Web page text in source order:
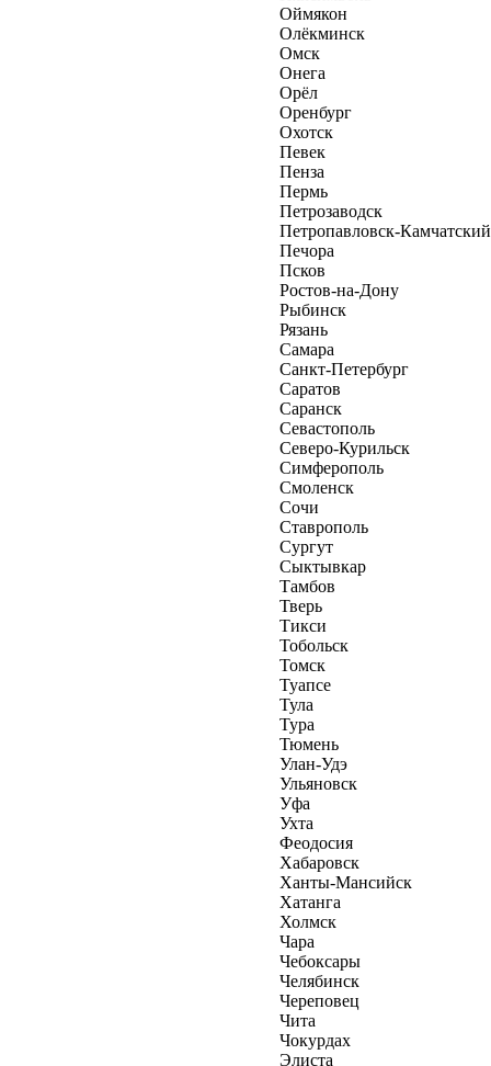
Оймякон
Олёкминск
Омск
Онега
Орёл
Оренбург
Охотск
Певек
Пенза
Пермь
Петрозаводск
Петропавловск-Камчатский
Печора
Псков
Ростов-на-Дону
Рыбинск
Рязань
Самара
Санкт-Петербург
Саратов
Саранск
Севастополь
Северо-Курильск
Симферополь
Смоленск
Сочи
Ставрополь
Сургут
Сыктывкар
Тамбов
Тверь
Тикси
Тобольск
Томск
Туапсе
Тула
Тура
Тюмень
Улан-Удэ
Ульяновск
Уфа
Ухта
Феодосия
Хабаровск
Ханты-Мансийск
Хатанга
Холмск
Чара
Чебоксары
Челябинск
Череповец
Чита
Чокурдах
Элиста